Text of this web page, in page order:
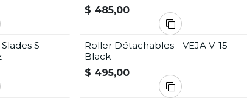
$ 485,00
S-
Roller Détachables - VEJA V-15
Black
$ 495,00